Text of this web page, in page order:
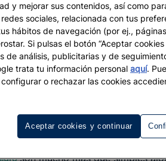
DESTINOS
5 días
son mucho más que simples
y mejorar sus contenidos, así como
sociales, relacionada con tus
hábitos de navegación (por ej.,
Si pulsas el botón “Aceptar
de análisis, publicitarias y de
trata tu información personal aquí.
o rechazar las cookies
Aceptar cookies y continuar